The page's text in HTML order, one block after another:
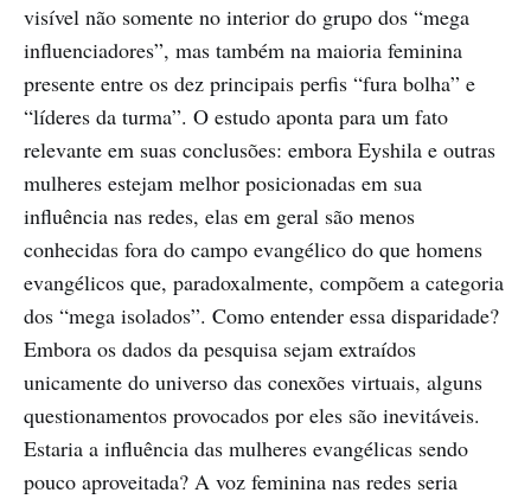
visível não somente no interior do grupo dos “mega
influenciadores”, mas também na maioria feminina
presente entre os dez principais perfis “fura bolha” e
“líderes da turma”. O estudo aponta para um fato
relevante em suas conclusões: embora Eyshila e outras
mulheres estejam melhor posicionadas em sua
influência nas redes, elas em geral são menos
conhecidas fora do campo evangélico do que homens
evangélicos que, paradoxalmente, compõem a categoria
dos “mega isolados”. Como entender essa disparidade?
Embora os dados da pesquisa sejam extraídos
unicamente do universo das conexões virtuais, alguns
questionamentos provocados por eles são inevitáveis.
Estaria a influência das mulheres evangélicas sendo
pouco aproveitada? A voz feminina nas redes seria